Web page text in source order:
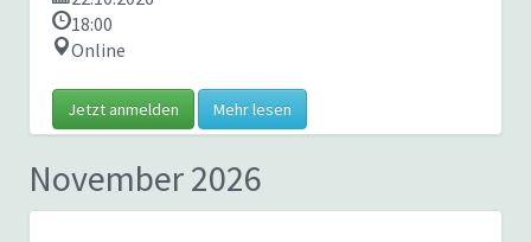
18:00
Online
Jetzt anmelden Mehr lesen
November 2026